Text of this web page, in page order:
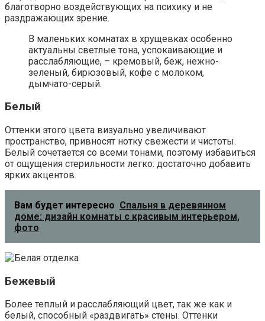
благотворно воздействующих на психику и не
раздражающих зрение.
В маленьких комнатах в хрущевках особенно
актуальны светлые тона, успокаивающие и
расслабляющие, – кремовый, беж, нежно-
зеленый, бирюзовый, кофе с молоком,
дымчато-серый.
Белый
Оттенки этого цвета визуально увеличивают
пространство, привносят нотку свежести и чистоты.
Белый сочетается со всеми тонами, поэтому избавиться
от ощущения стерильности легко: достаточно добавить
ярких акцентов.
Вам будет интересно Спальня в деревянном
доме: дизайн комнаты с красивым интерьером,
фото
Бежевый
Более теплый и расслабляющий цвет, так же как и
белый, способный «раздвигать» стены. Оттенки